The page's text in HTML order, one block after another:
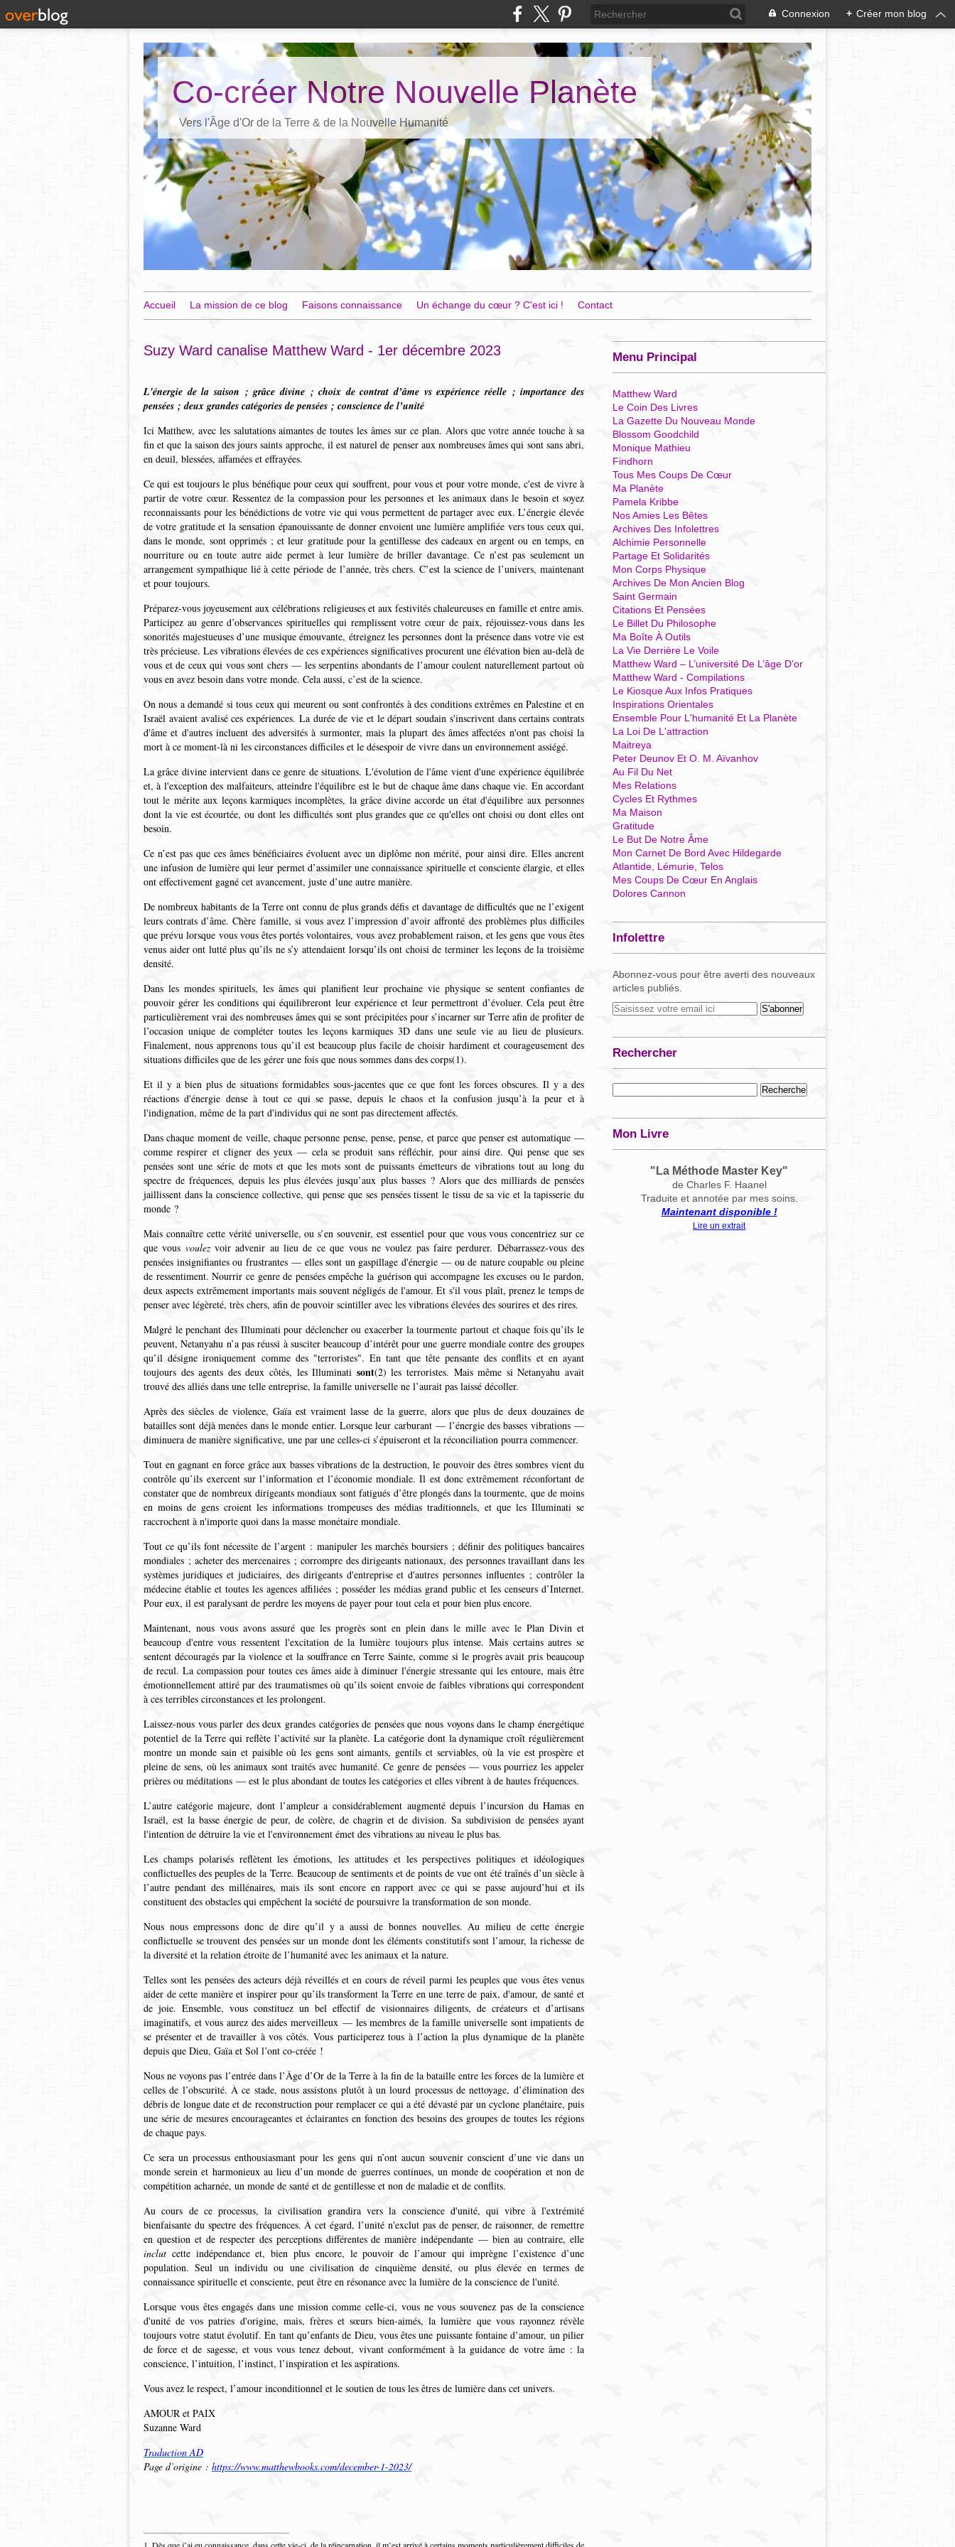
Connexion + Créer mon blog
Co-créer Notre Nouvelle Planète
Vers l'Âge d'Or de la Terre & de la Nouvelle Humanité
Accueil La mission de ce blog Faisons connaissance Un échange du cœur ? C'est ici ! Contact
Suzy Ward canalise Matthew Ward - 1er décembre 2023
L'énergie de la saison ; grâce divine ; choix de contrat d’âme vs expérience réelle ; importance des
pensées ; deux grandes catégories de pensées ; conscience de l’unité
Ici Matthew, avec les salutations aimantes de toutes les âmes sur ce plan. Alors que votre année touche à sa
fin et que la saison des jours saints approche, il est naturel de penser aux nombreuses âmes qui sont sans abri,
en deuil, blessées, affamées et effrayées.
Ce qui est toujours le plus bénéfique pour ceux qui souffrent, pour vous et pour votre monde, c'est de vivre à
partir de votre cœur. Ressentez de la compassion pour les personnes et les animaux dans le besoin et soyez
reconnaissants pour les bénédictions de votre vie qui vous permettent de partager avec eux. L’énergie élevée
de votre gratitude et la sensation épanouissante de donner envoient une lumière amplifiée vers tous ceux qui,
dans le monde, sont opprimés ; et leur gratitude pour la gentillesse des cadeaux en argent ou en temps, en
nourriture ou en toute autre aide permet à leur lumière de briller davantage. Ce n’est pas seulement un
arrangement sympathique lié à cette période de l’année, très chers. C’est la science de l’univers, maintenant
et pour toujours.
Préparez-vous joyeusement aux célébrations religieuses et aux festivités chaleureuses en famille et entre amis.
Participez au genre d’observances spirituelles qui remplissent votre cœur de paix, réjouissez-vous dans les
sonorités majestueuses d’une musique émouvante, étreignez les personnes dont la présence dans votre vie est
très précieuse. Les vibrations élevées de ces expériences significatives procurent une élévation bien au-delà de
vous et de ceux qui vous sont chers — les serpentins abondants de l’amour coulent naturellement partout où
vous en avez besoin dans votre monde. Cela aussi, c’est de la science.
On nous a demandé si tous ceux qui meurent ou sont confrontés à des conditions extrêmes en Palestine et en
Israël avaient avalisé ces expériences. La durée de vie et le départ soudain s'inscrivent dans certains contrats
d'âme et d'autres incluent des adversités à surmonter, mais la plupart des âmes affectées n'ont pas choisi la
mort à ce moment-là ni les circonstances difficiles et le désespoir de vivre dans un environnement assiégé.
La grâce divine intervient dans ce genre de situations. L'évolution de l'âme vient d'une expérience équilibrée
et, à l'exception des malfaiteurs, atteindre l'équilibre est le but de chaque âme dans chaque vie. En accordant
tout le mérite aux leçons karmiques incomplètes, la grâce divine accorde un état d'équilibre aux personnes
dont la vie est écourtée, ou dont les difficultés sont plus grandes que ce qu'elles ont choisi ou dont elles ont
besoin.
Ce n’est pas que ces âmes bénéficiaires évoluent avec un diplôme non mérité, pour ainsi dire. Elles ancrent
une infusion de lumière qui leur permet d’assimiler une connaissance spirituelle et consciente élargie, et elles
ont effectivement gagné cet avancement, juste d’une autre manière.
De nombreux habitants de la Terre ont connu de plus grands défis et davantage de difficultés que ne l’exigent
leurs contrats d’âme. Chère famille, si vous avez l’impression d’avoir affronté des problèmes plus difficiles
que prévu lorsque vous vous êtes portés volontaires, vous avez probablement raison, et les gens que vous êtes
venus aider ont lutté plus qu’ils ne s’y attendaient lorsqu’ils ont choisi de terminer les leçons de la troisième
densité.
Dans les mondes spirituels, les âmes qui planifient leur prochaine vie physique se sentent confiantes de
pouvoir gérer les conditions qui équilibreront leur expérience et leur permettront d’évoluer. Cela peut être
particulièrement vrai des nombreuses âmes qui se sont précipitées pour s’incarner sur Terre afin de profiter de
l’occasion unique de compléter toutes les leçons karmiques 3D dans une seule vie au lieu de plusieurs.
Finalement, nous apprenons tous qu’il est beaucoup plus facile de choisir hardiment et courageusement des
situations difficiles que de les gérer une fois que nous sommes dans des corps(1).
Et il y a bien plus de situations formidables sous-jacentes que ce que font les forces obscures. Il y a des
réactions d'énergie dense à tout ce qui se passe, depuis le chaos et la confusion jusqu’à la peur et à
l'indignation, même de la part d'individus qui ne sont pas directement affectés.
Dans chaque moment de veille, chaque personne pense, pense, pense, et parce que penser est automatique —
comme respirer et cligner des yeux — cela se produit sans réfléchir, pour ainsi dire. Qui pense que ses
pensées sont une série de mots et que les mots sont de puissants émetteurs de vibrations tout au long du
spectre de fréquences, depuis les plus élevées jusqu’aux plus basses ? Alors que des milliards de pensées
jaillissent dans la conscience collective, qui pense que ses pensées tissent le tissu de sa vie et la tapisserie du
monde ?
Mais connaître cette vérité universelle, ou s’en souvenir, est essentiel pour que vous vous concentriez sur ce
que vous voulezvoir advenir au lieu de ce que vous ne voulez pas faire perdurer. Débarrassez-vous des
pensées insignifiantes ou frustrantes — elles sont un gaspillage d'énergie — ou de nature coupable ou pleine
de ressentiment. Nourrir ce genre de pensées empêche la guérison qui accompagne les excuses ou le pardon,
deux aspects extrêmement importants mais souvent négligés de l'amour. Et s'il vous plaît, prenez le temps de
penser avec légèreté, très chers, afin de pouvoir scintiller avec les vibrations élevées des sourires et des rires.
Malgré le penchant des Illuminati pour déclencher ou exacerber la tourmente partout et chaque fois qu’ils le
peuvent, Netanyahu n’a pas réussi à susciter beaucoup d’intérêt pour une guerre mondiale contre des groupes
qu’il désigne ironiquement comme des "terroristes". En tant que tête pensante des conflits et en ayant
toujours des agents des deux côtés, les Illuminati sont(2) les terroristes. Mais même si Netanyahu avait
trouvé des alliés dans une telle entreprise, la famille universelle ne l’aurait pas laissé décoller.
Après des siècles de violence, Gaïa est vraiment lasse de la guerre, alors que plus de deux douzaines de
batailles sont déjà menées dans le monde entier. Lorsque leur carburant — l’énergie des basses vibrations —
diminuera de manière significative, une par une celles-ci s’épuiseront et la réconciliation pourra commencer.
Tout en gagnant en force grâce aux basses vibrations de la destruction, le pouvoir des êtres sombres vient du
contrôle qu’ils exercent sur l’information et l’économie mondiale. Il est donc extrêmement réconfortant de
constater que de nombreux dirigeants mondiaux sont fatigués d’être plongés dans la tourmente, que de moins
en moins de gens croient les informations trompeuses des médias traditionnels, et que les Illuminati se
raccrochent à n'importe quoi dans la masse monétaire mondiale.
Tout ce qu’ils font nécessite de l’argent : manipuler les marchés boursiers ; définir des politiques bancaires
mondiales ; acheter des mercenaires ; corrompre des dirigeants nationaux, des personnes travaillant dans les
systèmes juridiques et judiciaires, des dirigeants d'entreprise et d'autres personnes influentes ; contrôler la
médecine établie et toutes les agences affiliées ; posséder les médias grand public et les censeurs d’Internet.
Pour eux, il est paralysant de perdre les moyens de payer pour tout cela et pour bien plus encore.
Maintenant, nous vous avons assuré que les progrès sont en plein dans le mille avec le Plan Divin et
beaucoup d'entre vous ressentent l'excitation de la lumière toujours plus intense. Mais certains autres se
sentent découragés par la violence et la souffrance en Terre Sainte, comme si le progrès avait pris beaucoup
de recul. La compassion pour toutes ces âmes aide à diminuer l'énergie stressante qui les entoure, mais être
émotionnellement attiré par des traumatismes où qu’ils soient envoie de faibles vibrations qui correspondent
à ces terribles circonstances et les prolongent.
Laissez-nous vous parler des deux grandes catégories de pensées que nous voyons dans le champ énergétique
potentiel de la Terre qui reflète l’activité sur la planète. La catégorie dont la dynamique croît régulièrement
montre un monde sain et paisible où les gens sont aimants, gentils et serviables, où la vie est prospère et
pleine de sens, où les animaux sont traités avec humanité. Ce genre de pensées — vous pourriez les appeler
prières ou méditations — est le plus abondant de toutes les catégories et elles vibrent à de hautes fréquences.
L’autre catégorie majeure, dont l’ampleur a considérablement augmenté depuis l’incursion du Hamas en
Israël, est la basse énergie de peur, de colère, de chagrin et de division. Sa subdivision de pensées ayant
l'intention de détruire la vie et l'environnement émet des vibrations au niveau le plus bas.
Les champs polarisés reflètent les émotions, les attitudes et les perspectives politiques et idéologiques
conflictuelles des peuples de la Terre. Beaucoup de sentiments et de points de vue ont été traînés d’un siècle à
l’autre pendant des millénaires, mais ils sont encore en rapport avec ce qui se passe aujourd’hui et ils
constituent des obstacles qui empêchent la société de poursuivre la transformation de son monde.
Nous nous empressons donc de dire qu’il y a aussi de bonnes nouvelles. Au milieu de cette énergie
conflictuelle se trouvent des pensées sur un monde dont les éléments constitutifs sont l’amour, la richesse de
la diversité et la relation étroite de l’humanité avec les animaux et la nature.
Telles sont les pensées des acteurs déjà réveillés et en cours de réveil parmi les peuples que vous êtes venus
aider de cette manière et inspirer pour qu’ils transforment la Terre en une terre de paix, d'amour, de santé et
de joie. Ensemble, vous constituez un bel effectif de visionnaires diligents, de créateurs et d’artisans
imaginatifs, et vous aurez des aides merveilleux — les membres de la famille universelle sont impatients de
se présenter et de travailler à vos côtés. Vous participerez tous à l’action la plus dynamique de la planète
depuis que Dieu, Gaïa et Sol l’ont co-créée !
Nous ne voyons pas l’entrée dans l’Âge d’Or de la Terre à la fin de la bataille entre les forces de la lumière et
celles de l’obscurité. À ce stade, nous assistons plutôt à un lourd processus de nettoyage, d’élimination des
débris de longue date et de reconstruction pour remplacer ce qui a été dévasté par un cyclone planétaire, puis
une série de mesures encourageantes et éclairantes en fonction des besoins des groupes de toutes les régions
de chaque pays.
Ce sera un processus enthousiasmant pour les gens qui n’ont aucun souvenir conscient d’une vie dans un
monde serein et harmonieux au lieu d’un monde de guerres continues, un monde de coopération et non de
compétition acharnée, un monde de santé et de gentillesse et non de maladie et de conflits.
Au cours de ce processus, la civilisation grandira vers la conscience d'unité, qui vibre à l'extrémité
bienfaisante du spectre des fréquences. À cet égard, l’unité n'exclut pas de penser, de raisonner, de remettre
en question et de respecter des perceptions différentes de manière indépendante — bien au contraire, elle
inclut cette indépendance et, bien plus encore, le pouvoir de l’amour qui imprègne l’existence d’une
population. Seul un individu ou une civilisation de cinquième densité, ou plus élevée en termes de
connaissance spirituelle et consciente, peut être en résonance avec la lumière de la conscience de l'unité.
Lorsque vous êtes engagés dans une mission comme celle-ci, vous ne vous souvenez pas de la conscience
d'unité de vos patries d'origine, mais, frères et sœurs bien-aimés, la lumière que vous rayonnez révèle
toujours votre statut évolutif. En tant qu’enfants de Dieu, vous êtes une puissante fontaine d’amour, un pilier
de force et de sagesse, et vous vous tenez debout, vivant conformément à la guidance de votre âme : la
conscience, l’intuition, l’instinct, l’inspiration et les aspirations.
Vous avez le respect, l’amour inconditionnel et le soutien de tous les êtres de lumière dans cet univers.
AMOUR et PAIX
Suzanne Ward
Traduction AD
Page d’origine : https://www.matthewbooks.com/december-1-2023/
Menu Principal
Matthew Ward
Le Coin Des Livres
La Gazette Du Nouveau Monde
Blossom Goodchild
Monique Mathieu
Findhorn
Tous Mes Coups De Cœur
Ma Planète
Pamela Kribbe
Nos Amies Les Bêtes
Archives Des Infolettres
Alchimie Personnelle
Partage Et Solidarités
Mon Corps Physique
Archives De Mon Ancien Blog
Saint Germain
Citations Et Pensées
Le Billet Du Philosophe
Ma Boîte À Outils
La Vie Derrière Le Voile
Matthew Ward – L’université De L’âge D’or
Matthew Ward - Compilations
Le Kiosque Aux Infos Pratiques
Inspirations Orientales
Ensemble Pour L'humanité Et La Planète
La Loi De L'attraction
Maitreya
Peter Deunov Et O. M. Aïvanhov
Au Fil Du Net
Mes Relations
Cycles Et Rythmes
Ma Maison
Gratitude
Le But De Notre Âme
Mon Carnet De Bord Avec Hildegarde
Atlantide, Lémurie, Telos
Mes Coups De Cœur En Anglais
Dolores Cannon
Infolettre
Abonnez-vous pour être averti des nouveaux
articles publiés.
Rechercher
Mon Livre
"La Méthode Master Key"
de Charles F. Haanel
Traduite et annotée par mes soins.
Maintenant disponible !
Lire un extrait